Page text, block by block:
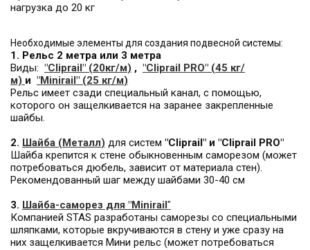
нагрузка до 20 кг
Необходимые элементы для создания подвесной системы:
1. Рельс 2 метра или 3 метра
Виды: "Cliprail" (20кг/м) , "Cliprail PRO" (45 кг/
м) и "Minirail" (25 кг/м)
Рельс имеет сзади специальный канал, с помощью,
которого он защелкивается на заранее закрепленные
шайбы.
2. Шайба (Металл) для систем "Cliprail" и "Cliprail PRO"
Шайба крепится к стене обыкновенным саморезом (может
потребоваться дюбель, зависит от материала стен).
Рекомендованный шаг между шайбами 30-40 см
3. Шайба-саморез для "Minirail"
Компанией STAS разработаны саморезы со специальными
шляпками, которые вкручиваются в стену и уже сразу на
них защелкивается Мини рельс (может потребоваться